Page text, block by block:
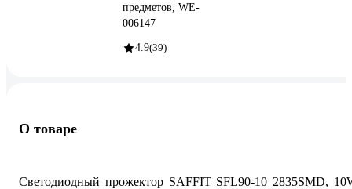
предметов, WE-
006147
4.9(39)
О товаре
Светодиодный прожектор SAFFIT SFL90-10 2835SMD,